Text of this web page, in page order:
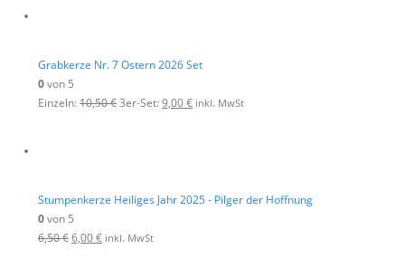
Grabkerze Nr. 7 Ostern 2026 Set
0von 5
Einzeln:10,50€3er-Set:9,00€ inkl. MwSt
Stumpenkerze Heiliges Jahr 2025 - Pilger der Hoffnung
0von 5
6,50€6,00€ inkl. MwSt